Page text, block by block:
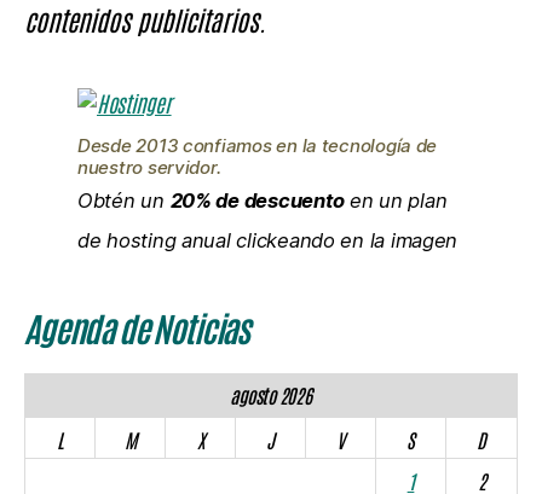
contenidos publicitarios.
Desde 2013 confiamos en la tecnología de
nuestro servidor.
Obtén un 20% de descuentoen un plan
de hosting anual clickeando en la imagen
Agenda de Noticias
agosto 2026
L
M X J V S
D
1
2